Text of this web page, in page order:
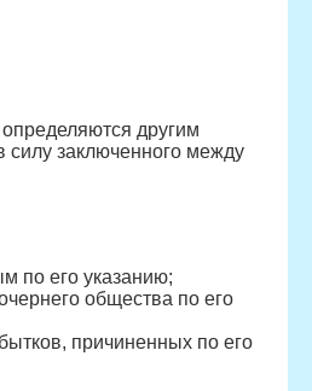
другим
силу заключенного между
по его указанию;
общества по его
причиненных по его